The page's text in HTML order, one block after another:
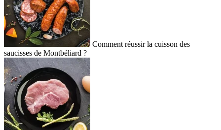
Comment réussir la cuisson des
saucisses de Montbéliard ?